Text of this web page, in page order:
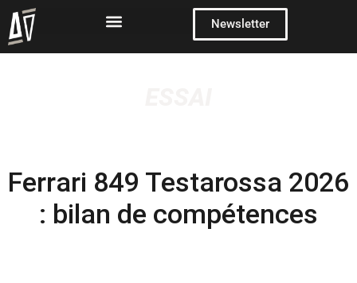
Newsletter
Ferrari 849 Testarossa 2026
: bilan de compétences